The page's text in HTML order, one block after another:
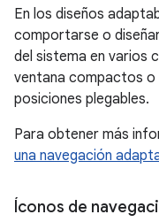
En los diseños
comportarse o
del sistema en varios
ventana compactos
posiciones plegables.
Para obtener más
una navegación
Íconos de